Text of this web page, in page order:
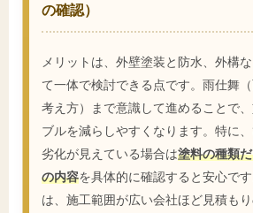
の確認）
メリットは、外壁塗装と防水、外構
て一体で検討できる点です。雨仕舞
考え方）まで意識して進めることで
ブルを減らしやすくなります。特に
劣化が見えている場合は塗料の種類
の内容を具体的に確認すると安心で
は、施工範囲が広い会社ほど見積も